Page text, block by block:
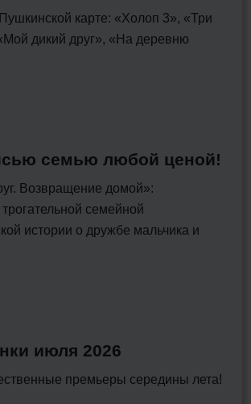
карте: «Холоп 3», «Три
дикий друг», «На деревню
семью любой ценой!
Возвращение домой»:
семейной
истории о дружбе мальчика и
июля 2026
премьеры середины лета!